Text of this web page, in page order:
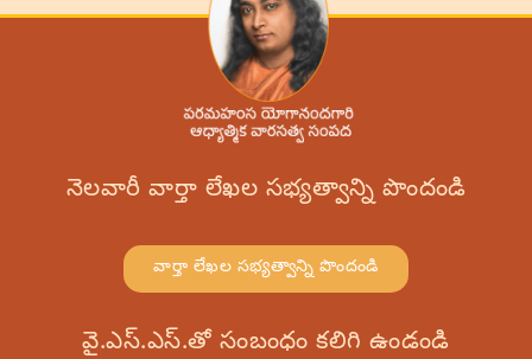
నెలవారీ వార్తా లేఖల సభ్యత్వాన్ని పొందండి
వార్తా లేఖల సభ్యత్వాన్ని పొందండి
వై.ఎస్.ఎస్.తో సంబంధం కలిగి ఉండండి